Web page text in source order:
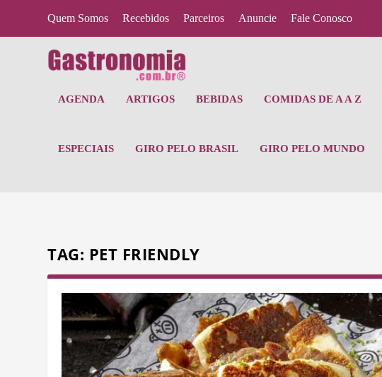
Quem Somos Recebidos Parceiros Anuncie Fale Conosco
AGENDA ARTIGOS BEBIDAS COMIDAS DE A A Z
ESPECIAIS GIRO PELO BRASIL GIRO PELO MUNDO
TAG: PET FRIENDLY